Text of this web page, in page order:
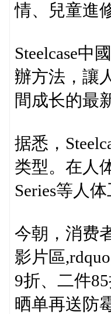
情、兒童進
Steelcase中
辦方法，讓
間成长的最
据悉，
类型。在人
Series等人
今朝，消费
影片區
9折、二件
晒单再送防